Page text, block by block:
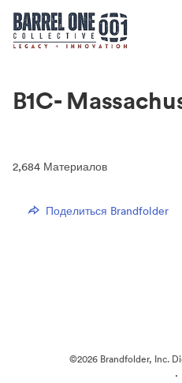
B1C-
2,684 Материалов
Поделиться Brandfolder
©2026 Brandfolder, Inc.
·